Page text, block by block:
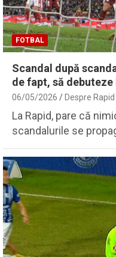
FOTBAL
Scandal după
de fapt, să debuteze
06/05/2026 Despre Rapid
La Rapid, pare că
scandalurile se